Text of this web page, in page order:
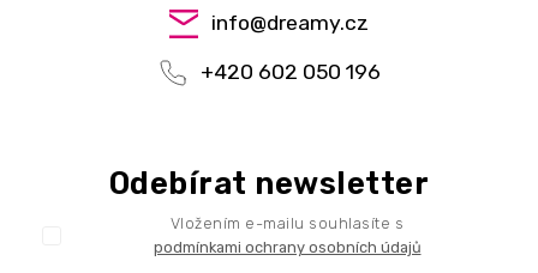
info@dreamy.cz
+420 602 050 196
Odebírat newsletter
Vložením e-mailu souhlasíte s
podmínkami ochrany osobních údajů